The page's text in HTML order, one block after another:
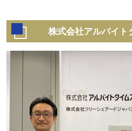
株式会社アルバイト